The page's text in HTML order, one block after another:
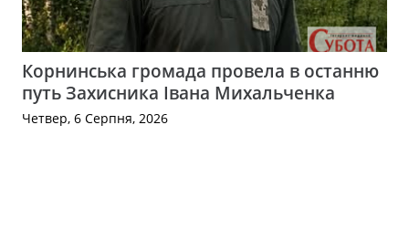
Корнинська громада провела в останню
путь Захисника Івана Михальченка
Четвер, 6 Серпня, 2026